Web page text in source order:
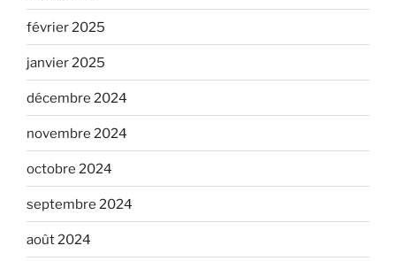
février 2025
janvier 2025
décembre 2024
novembre 2024
octobre 2024
septembre 2024
août 2024